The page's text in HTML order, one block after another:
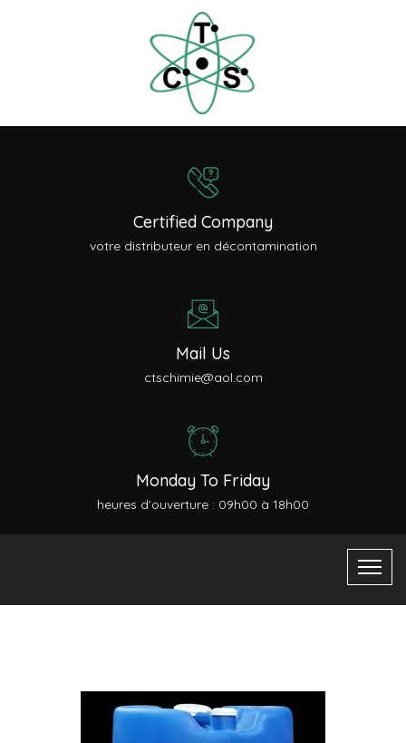
Certified Company
votre distributeur en décontamination
Mail Us
ctschimie@aol.com
Monday To Friday
heures d'ouverture : 09h00 à 18h00